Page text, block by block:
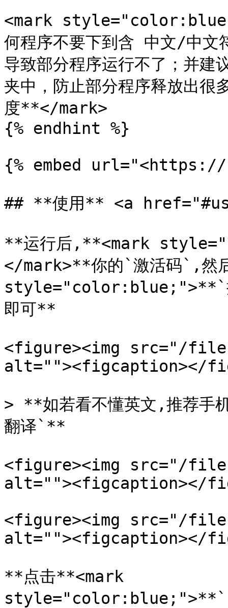
<mark
何程序不要下到含 中文/中文
导致部分程序运行不了；并建
夹中，防止部分程序释放出很
度**</mark>
{% endhint %}
{% embed
## **使用** <a
**运行后,**<mark
</mark>**你的`激活码`,然
style="color:blue;">**`按
即可**
<figure><img src="/files/
alt=""><figcaption></
> **如若看不懂英文,推荐手
翻译`**
<figure><img src="/files/
alt=""><figcaption></
<figure><img src="/files/
alt=""><figcaption></
**点击**<mark